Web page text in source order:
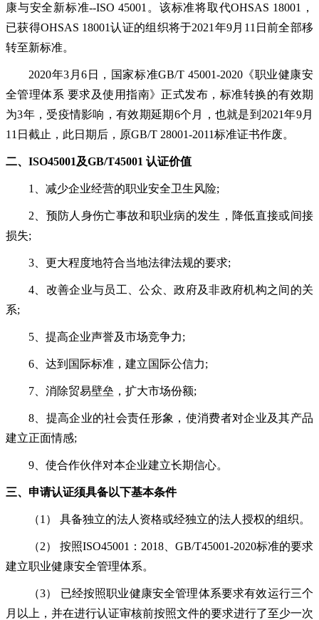
康与安全新标准--ISO 45001。该标准将取代OHSAS 18001，
已获得OHSAS 18001认证的组织将于2021年9月11日前全部移
转至新标准。
2020年3月6日，国家标准GB/T 45001-2020《职业健康安
全管理体系 要求及使用指南》正式发布，标准转换的有效期
为3年， 受疫情影响，有效期延期6个月， 也就是到 2021年9月
11日截止，此日期后，原GB/T 28001-2011标准证书作废。
二、 ISO45001及GB/T45001 认证价值
1、减少企业经营的职业安全卫生风险;
2、预防人身伤亡事故和职业病的发生，降低直接或间接
损失;
3、更大程度地符合当地法律法规的要求;
4、改善企业与员工、公众、政府及非政府机构之间的关
系;
5、提高企业声誉及市场竞争力;
6、达到国际标准，建立国际公信力;
7、消除贸易壁垒，扩大市场份额;
8、提高企业的社会责任形象，使消费者对企业及其产品
建立正面情感;
9、使合作伙伴对本企业建立长期信心。
三、 申请认证须具备以下基本条件
（1） 具备独立的法人资格或经独立的法人授权的组织。
（2） 按照ISO45001：2018 GB/T45001-2020标准的要求
建立职业健康安全管理体系。
（3） 已经按照职业健康安全管理体系要求有效运行三个
月以上，并在进行认证审核前按照文件的要求进行了至少一次